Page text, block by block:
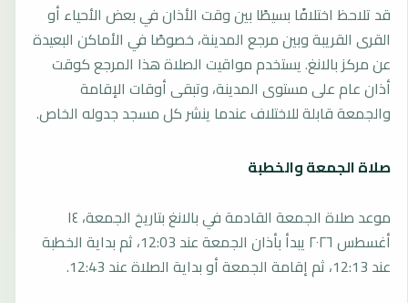
قد تلاحظ اختلافًا بسيطًا بين وقت الأذان في بعض الأحياء أو
القرى القريبة وبين مرجع المدينة، خصوصًا في الأماكن البعيدة
عن مركز بالانغ. يستخدم مواقيت الصلاة هذا المرجع كوقت
أذان عام على مستوى المدينة، وتبقى أوقات الإقامة
والجمعة قابلة للاختلاف عندما ينشر كل مسجد جدوله الخاص.
صلاة الجمعة والخطبة
موعد صلاة الجمعة القادمة في بالانغ بتاريخ الجمعة، ١٤
أغسطس ٢٠٢٦ يبدأ بأذان الجمعة عند 12:03، ثم بداية الخطبة
عند 12:13، ثم إقامة الجمعة أو بداية الصلاة عند 12:43.